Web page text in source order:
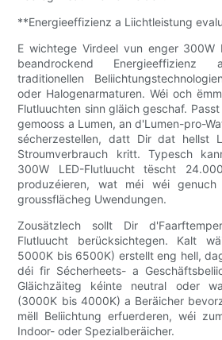
**Energieeffizienz a Liichtleistung
E wichtege Virdeel vun enger 300W
beandrockend
traditionellen
oder Halogenarmaturen. Wéi och
Flutluuchten sinn gläich geschaf.
gemooss a Lumen, an d'Lumen-pro-
sécherzestellen, datt Dir dat hellst
Stroumverbrauch kritt. Typesch
300W LED-Flutluucht tëscht
produzéieren, wat méi wéi
groussflächeg Uwendungen.
Zousätzlech sollt Dir
Flutluucht berücksichtegen. Kalt
5000K bis 6500K) erstellt eng hell,
déi fir Sécherheets- a
Gläichzäiteg kéinte neutral oder
(3000K bis 4000K) a Beräicher
mëll Beliichtung erfuerderen, wéi
Indoor- oder Spezialberäicher.